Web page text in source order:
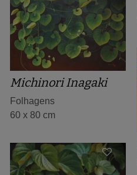
Michinori Inagaki
Folhagens
60 x 80 cm